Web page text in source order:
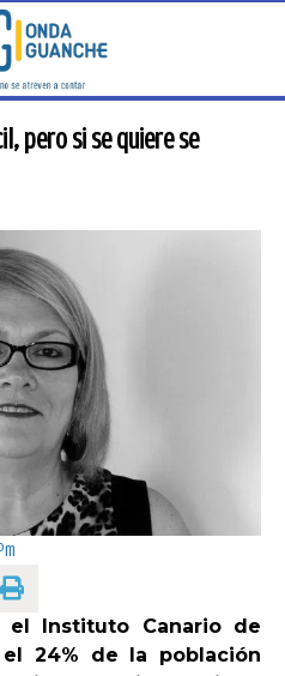
pero si se quiere se
el Instituto Canario de
el 24% de la población